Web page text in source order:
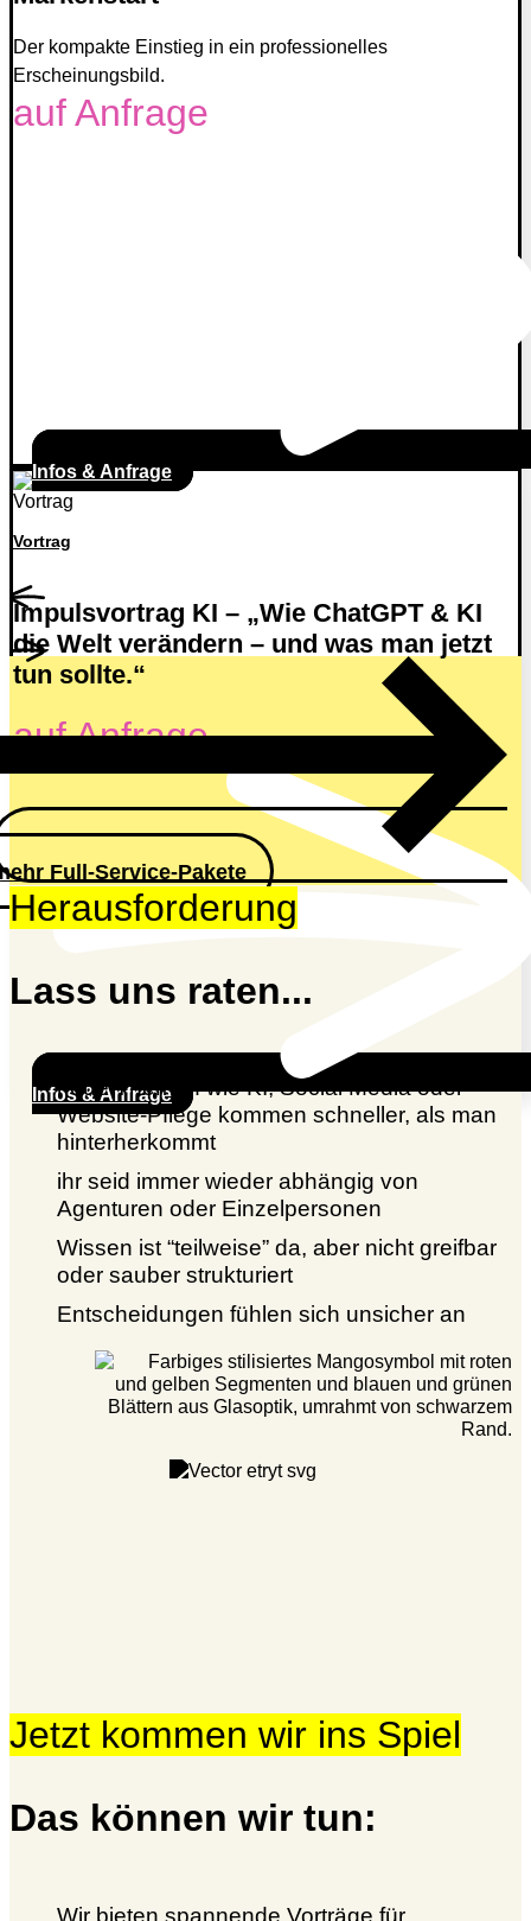
Der kompakte Einstieg in ein professionelles
Erscheinungsbild.
auf Anfrage
Infos & Anfrage
Vortrag
Impulsvortrag KI – „Wie ChatGPT & KI
die Welt verändern – und was man jetzt
tun sollte.“
auf Anfrage
Infos & Anfrage
Full-Service-Pakete
Herausforderung
Lass uns raten...
neue Themen wie KI, Social Media oder
Website-Pflege kommen schneller, als man
hinterherkommt
ihr seid immer wieder abhängig von
Agenturen oder Einzelpersonen
Wissen ist “teilweise” da, aber nicht greifbar
oder sauber strukturiert
Entscheidungen fühlen sich unsicher an
Jetzt kommen wir ins Spiel
Das können wir tun:
Wir bieten spannende Vorträge für